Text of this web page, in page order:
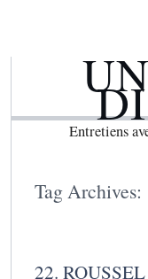
Entretiens
Tag Archives:
22. ROUSSEL